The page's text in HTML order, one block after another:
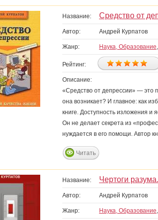
Название: Средство от
Автор: Андрей Курпатов
Жанр: Наука, Образование,
Рейтинг:
Описание:
«Средство от депрессии» — это
она возникает? И главное: как
книге. Доступность изложения
Он не делает секрета из
нуждается в его помощи. Автор
Читать
Название: Чертоги
Автор: Андрей Курпатов
Жанр: Наука, Образование,